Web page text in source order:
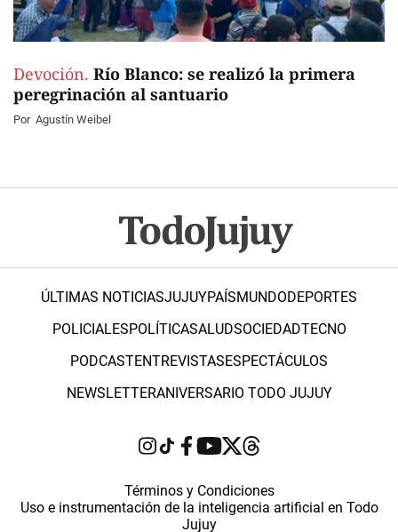
Devoción. Río Blanco: se realizó la primera
peregrinación al santuario
Por Agustín Weibel
ÚLTIMAS NOTICIASJUJUYPAÍSMUNDODEPORTES
POLICIALESPOLÍTICASALUDSOCIEDADTECNO
PODCASTENTREVISTASESPECTÁCULOS
NEWSLETTERANIVERSARIO TODO JUJUY
Términos y Condiciones
Uso e instrumentación de la inteligencia artificial en Todo
Jujuy